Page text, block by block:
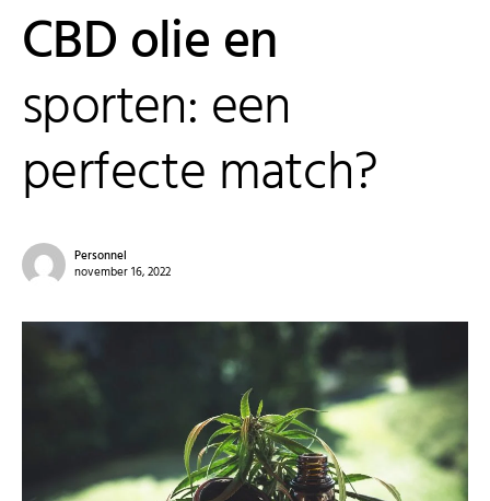
CBD olie en
sporten: een
perfecte match?
Personnel
november 16, 2022